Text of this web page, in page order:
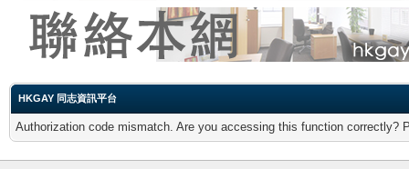
HKGAY 同志資訊平台
Authorization code mismatch. Are you accessing this function correctly?